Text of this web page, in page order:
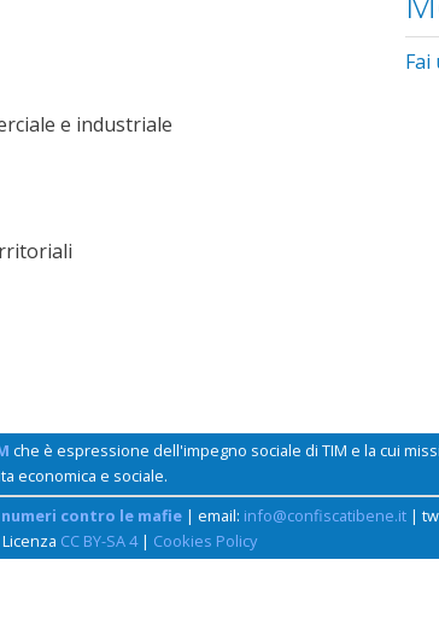
e industriale
che è espressione dell'impegno sociale di TIM e la cui
economica e sociale.
contro le mafie | email: info@confiscatibene.it |
CC BY-SA 4| Cookies Policy